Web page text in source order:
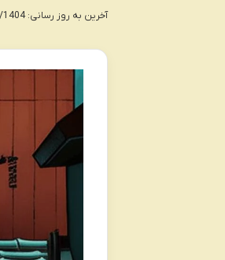
آخرین به روز رسانی: 09/06/1404